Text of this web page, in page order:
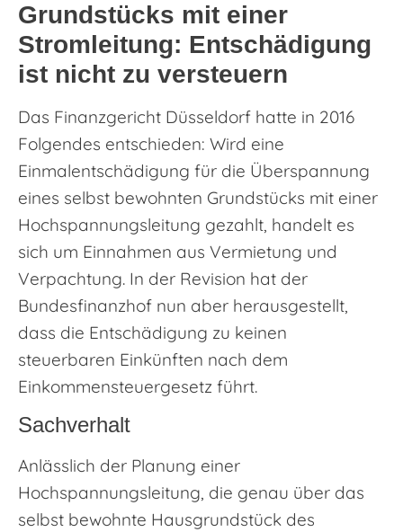
Grundstücks mit einer
Stromleitung: Entschädigung
ist nicht zu versteuern
Das Finanzgericht Düsseldorf hatte in 2016
Folgendes entschieden: Wird eine
Einmalentschädigung für die Überspannung
eines selbst bewohnten Grundstücks mit einer
Hochspannungsleitung gezahlt, handelt es
sich um Einnahmen aus Vermietung und
Verpachtung. In der Revision hat der
Bundesfinanzhof nun aber herausgestellt,
dass die Entschädigung zu keinen
steuerbaren Einkünften nach dem
Einkommensteuergesetz führt.
Sachverhalt
Anlässlich der Planung einer
Hochspannungsleitung, die genau über das
selbst bewohnte Hausgrundstück des